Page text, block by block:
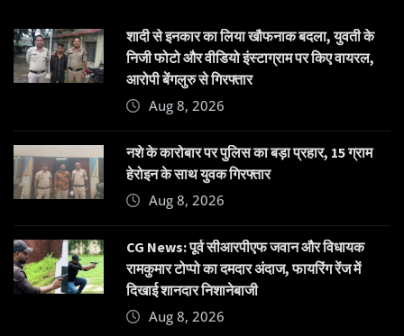
शादी से इनकार का लिया खौफनाक बदला, युवती के
निजी फोटो और वीडियो इंस्टाग्राम पर किए वायरल,
आरोपी बेंगलुरु से गिरफ्तार
Aug 8, 2026
नशे के कारोबार पर पुलिस का बड़ा प्रहार, 15 ग्राम
हेरोइन के साथ युवक गिरफ्तार
Aug 8, 2026
CG News: पूर्व सीआरपीएफ जवान और विधायक
रामकुमार टोप्पो का दमदार अंदाज, फायरिंग रेंज में
दिखाई शानदार निशानेबाजी
Aug 8, 2026